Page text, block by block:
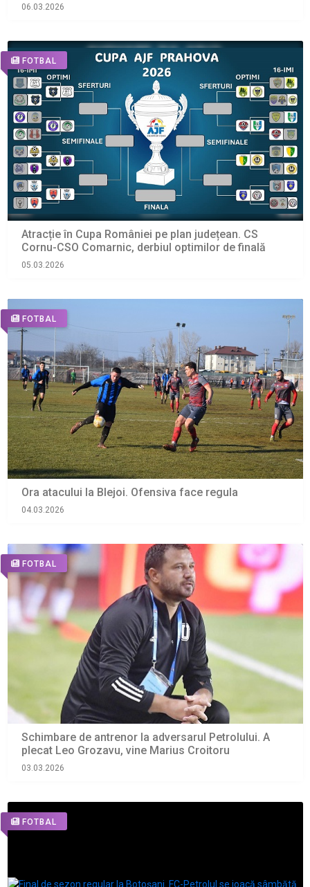
06.03.2026
FOTBAL
Atracție în Cupa României pe plan județean. CS
Cornu-CSO Comarnic, derbiul optimilor de finală
05.03.2026
FOTBAL
Ora atacului la Blejoi. Ofensiva face regula
04.03.2026
FOTBAL
Schimbare de antrenor la adversarul Petrolului. A
plecat Leo Grozavu, vine Marius Croitoru
03.03.2026
FOTBAL